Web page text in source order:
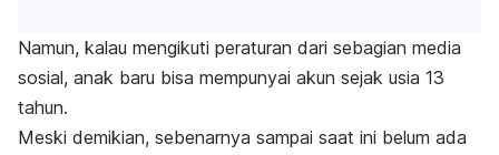
Namun, kalau mengikuti peraturan dari sebagian media
sosial, anak baru bisa mempunyai akun sejak usia 13
tahun.
Meski demikian, sebenarnya sampai saat ini belum ada